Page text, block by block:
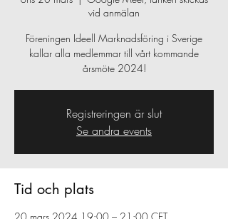
vid anmälan
Föreningen Ideell Marknadsföring i Sverige
kallar alla medlemmar till vårt kommande
årsmöte 2024!
Registreringen är slut
Se andra events
Tid och plats